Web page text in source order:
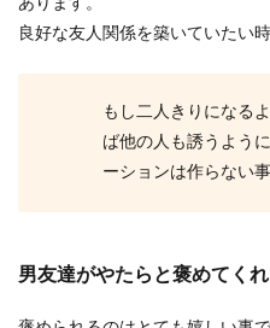
あります。
良好な友人関係を築いていたい
もし二人きりになる
ば他の人も誘うよう
ーションは作らない事
男友達がやたらと褒めてく